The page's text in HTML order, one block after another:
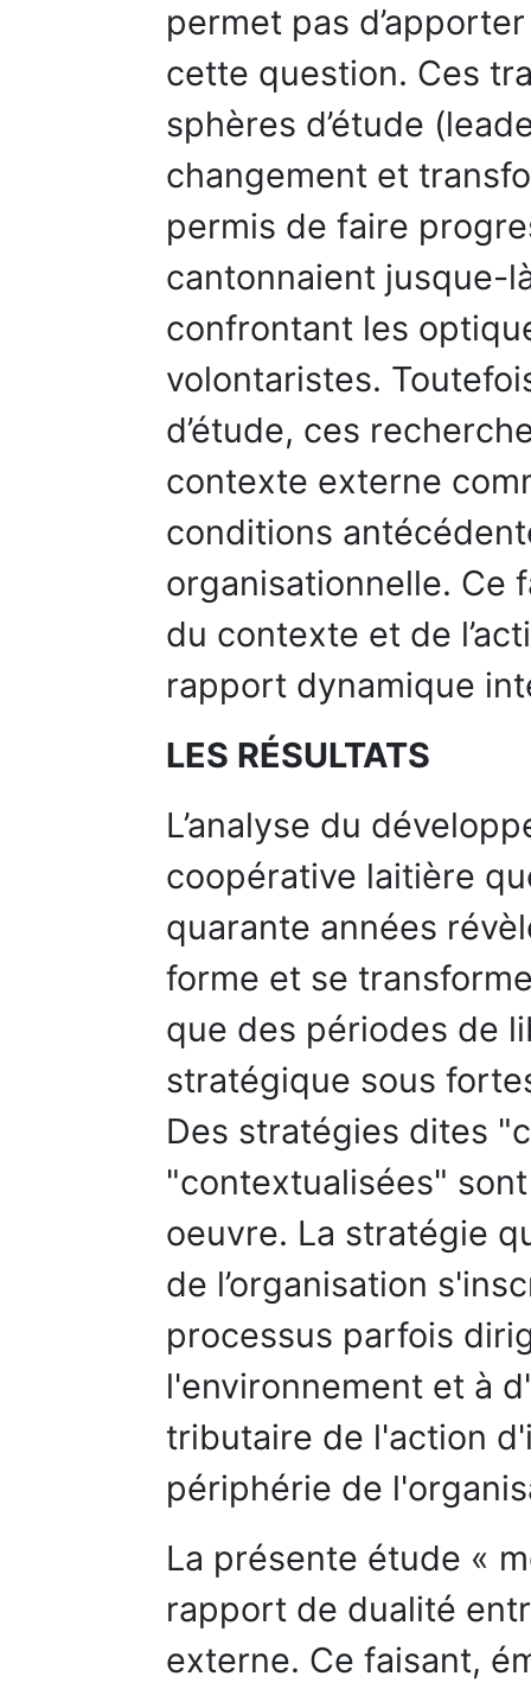
permet pas
cette question. Ces
sphères d’étude
changement et
permis de faire
cantonnaient jusque-
confrontant les
volontaristes.
d’étude, ces
contexte externe
conditions
organisationnelle. Ce
du contexte et de
rapport dynamique
LES RÉSULTATS
L’analyse du
coopérative laitière
quarante années
forme et se
que des périodes de
stratégique sous
Des stratégies dites
"contextualisées"
oeuvre. La stratégie
de l’organisation
processus parfois
l'environnement et à
tributaire de l'action
périphérie de
La présente étude «
rapport de dualité
externe. Ce faisant,